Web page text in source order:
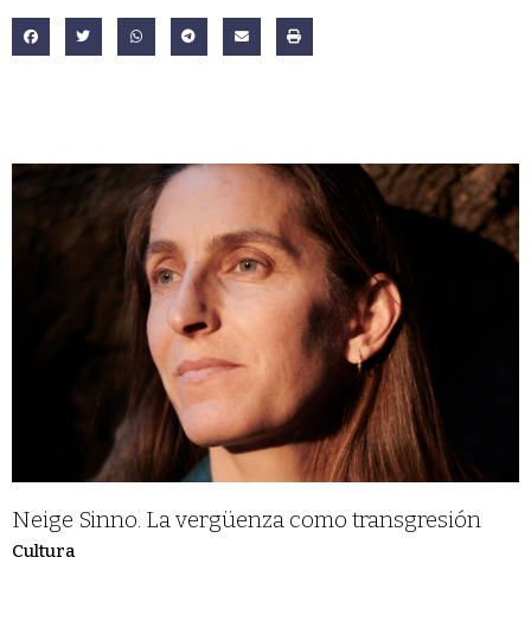
Neige Sinno. La vergüenza como transgresión
Cultura